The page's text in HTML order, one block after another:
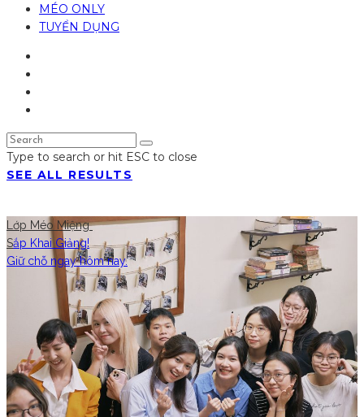
MÉO ONLY
TUYỂN DỤNG
Type to search or hit ESC to close
SEE ALL RESULTS
Lớp Méo Miệng
Sắp Khai Giảng!
Giữ chỗ ngay hôm nay.